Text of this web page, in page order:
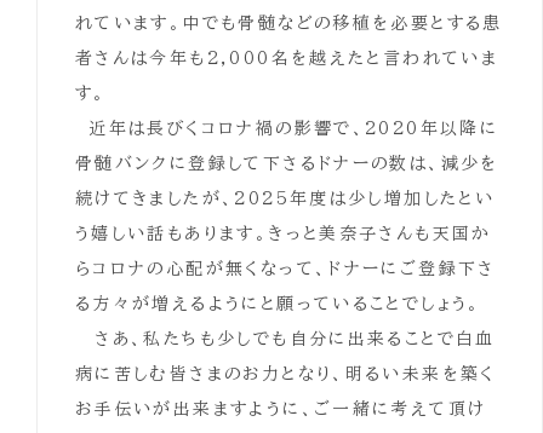
れています。中でも骨髄などの移植を必要とする患
者さんは今年も2,000名を越えたと言われていま
す。
近年は長びくコロナ禍の影響で、2020年以降に
骨髄バンクに登録して下さるドナーの数は、減少を
続けてきましたが、2025年度は少し増加したとい
う嬉しい話もあります。きっと美奈子さんも天国か
らコロナの心配が無くなって、ドナーにご登録下さ
る方々が増えるようにと願っていることでしょう。
さあ、私たちも少しでも自分に出来ることで白血
病に苦しむ皆さまのお力となり、明るい未来を築く
お手伝いが出来ますように、ご一緒に考えて頂け